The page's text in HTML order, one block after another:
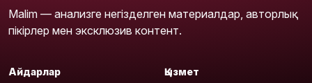
Malim — анализге негізделген материалдар, авторлық
пікірлер мен эксклюзив контент.
Айдарлар Қызмет